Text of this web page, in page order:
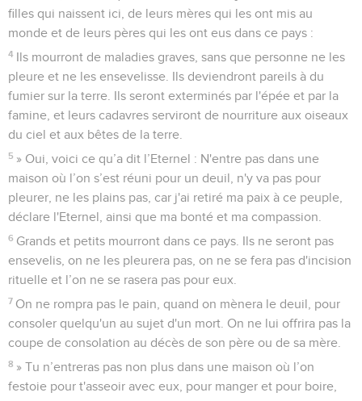
filles qui naissent ici, de leurs mères qui les ont mis au
monde et de leurs pères qui les ont eus dans ce pays :
4 Ils mourront de maladies graves, sans que personne ne les
pleure et ne les ensevelisse. Ils deviendront pareils à du
fumier sur la terre. Ils seront exterminés par l'épée et par la
famine, et leurs cadavres serviront de nourriture aux oiseaux
du ciel et aux bêtes de la terre.
5 » Oui, voici ce qu’a dit l’Eternel : N'entre pas dans une
maison où l’on s’est réuni pour un deuil, n'y va pas pour
pleurer, ne les plains pas, car j'ai retiré ma paix à ce peuple,
déclare l'Eternel, ainsi que ma bonté et ma compassion.
6 Grands et petits mourront dans ce pays. Ils ne seront pas
ensevelis, on ne les pleurera pas, on ne se fera pas d'incision
rituelle et l’on ne se rasera pas pour eux.
7 On ne rompra pas le pain, quand on mènera le deuil, pour
consoler quelqu'un au sujet d'un mort. On ne lui offrira pas la
coupe de consolation au décès de son père ou de sa mère.
8 » Tu n’entreras pas non plus dans une maison où l’on
festoie pour t'asseoir avec eux, pour manger et pour boire,